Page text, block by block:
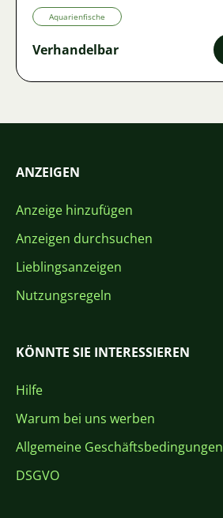
Aquarienfische
Verhandelbar
ANZEIGEN
Anzeige hinzufügen
Anzeigen durchsuchen
Lieblingsanzeigen
Nutzungsregeln
KÖNNTE SIE INTERESSIEREN
Hilfe
Warum bei uns werben
Allgemeine Geschäftsbedingungen
DSGVO